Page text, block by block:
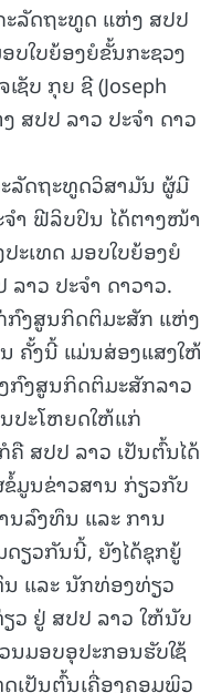
ະລັດຖະທູດ ແຫ່ງ ສປປ
ໃບຍ້ອງຍໍຂັ້ນກະຊວງ
ຊັບ ກຸຍ ຊີ (Joseph
ສປປ ລາວ ປະຈໍາ ດາວ
ລັດຖະທູດວິສາມັນ ຜູ້ມີ
ຈໍາ ຟີລິບປິນ ໄດ້ຕາງໜ້າ
ະເທດ ມອບໃບຍ້ອງຍໍ
າວ ປະຈໍາ ດາວາວ.
ກົງສູນກິດຕິມະສັກ ແຫ່ງ
ຄັ້ງນີ້ ແມ່ນສ່ອງແສງໃຫ້
ກົງສູນກິດຕິມະສັກລາວ
ປະໂຫຍດໃຫ້ແກ່
ສປປ ລາວ ເປັນຕົ້ນໄດ້
ຂໍ້ມູນຂ່າວສານ ກ່ຽວກັບ
ນລົງທຶນ ແລະ ການ
ຽວກັນນີ້, ຍັງໄດ້ຊຸກຍູ້
ນ ແລະ ນັກທ່ອງທ່ຽວ
ວ ຢູ່ ສປປ ລາວ ໃຫ້ນັບ
ມອບອຸປະກອນຮັບໃຊ້
ເປັນຕົ້ນເຄື່ອງຄອມພິວ